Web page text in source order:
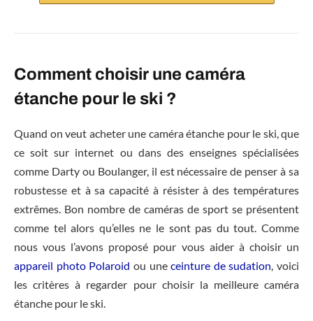
Comment choisir une caméra
étanche pour le ski ?
Quand on veut acheter une caméra étanche pour le ski, que
ce soit sur internet ou dans des enseignes spécialisées
comme Darty ou Boulanger, il est nécessaire de penser à sa
robustesse et à sa capacité à résister à des températures
extrêmes. Bon nombre de caméras de sport se présentent
comme tel alors qu’elles ne le sont pas du tout. Comme
nous vous l’avons proposé pour vous aider à choisir un
appareil photo Polaroid ou uneceinture de sudation, voici
les critères à regarder pour choisir la meilleure caméra
étanche pour le ski.